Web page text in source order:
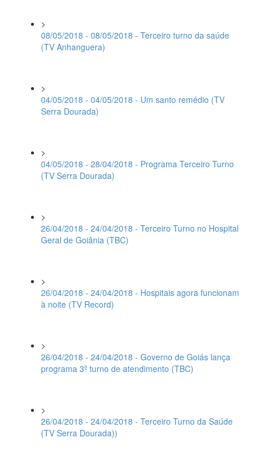
>
08/05/2018 - 08/05/2018 - Terceiro turno da saúde
(TV Anhanguera)
>
04/05/2018 - 04/05/2018 - Um santo remédio (TV
Serra Dourada)
>
04/05/2018 - 28/04/2018 - Programa Terceiro Turno
(TV Serra Dourada)
>
26/04/2018 - 24/04/2018 - Terceiro Turno no Hospital
Geral de Goiânia (TBC)
>
26/04/2018 - 24/04/2018 - Hospitais agora funcionam
à noite (TV Record)
>
26/04/2018 - 24/04/2018 - Governo de Goiás lança
programa 3º turno de atendimento (TBC)
>
26/04/2018 - 24/04/2018 - Terceiro Turno da Saúde
(TV Serra Dourada))